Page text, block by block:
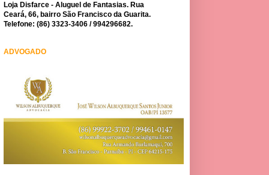
Loja Disfarce - Aluguel de Fantasias. Rua
Ceará, 66, bairro São Francisco da Guarita.
Telefone: (86) 3323-3406 / 994296682.
ADVOGADO